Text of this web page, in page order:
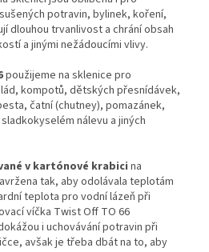
potravin, bylinek, koření,
dlouhou trvanlivost a chrání obsah
a jinými nežádoucími vlivy.
použijeme na sklenice pro
kompotů, dětských přesnídávek,
čatní (chutney), pomazánek,
nálevu a jiných
v kartónové krabici na
tak, aby odolávala teplotám
teplota pro vodní lázeň při
víčka Twist Off TO 66
i uchovávání potravin při
avšak je třeba dbát na to, aby